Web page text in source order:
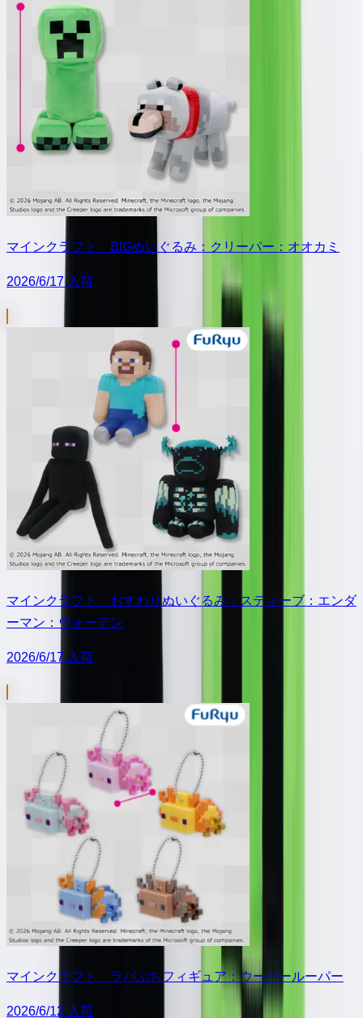
マインクラフト BIGぬいぐるみ：クリーパー：オオカミ
2026/6/17 入荷
マインクラフト おすわりぬいぐるみ：スティーブ：エンダ
ーマン：ウォーデン
2026/6/17 入荷
マインクラフト ラバぷちフィギュア：ウーパールーパー
2026/6/12 入荷